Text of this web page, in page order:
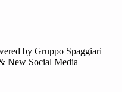
by Gruppo Spaggiari
New Social Media